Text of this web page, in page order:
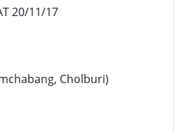
20/11/17
Cholburi)